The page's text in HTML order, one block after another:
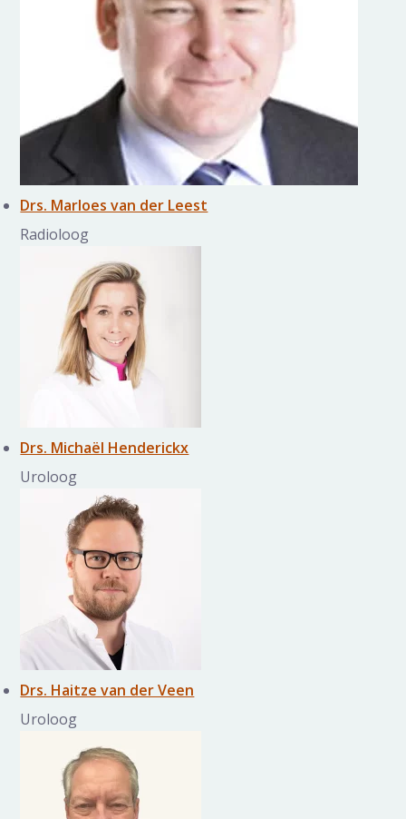
Drs. Marloes van der Leest
Radioloog
Drs. Michaël Henderickx
Uroloog
Drs. Haitze van der Veen
Uroloog